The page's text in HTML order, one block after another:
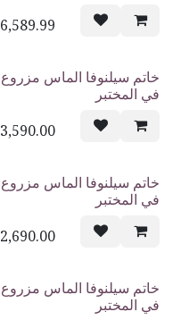
6,589.99
خاتم سيلنوفا الماس مزروع
في المختبر
3,590.00
خاتم سيلنوفا الماس مزروع
في المختبر
2,690.00
خاتم سيلنوفا الماس مزروع
في المختبر